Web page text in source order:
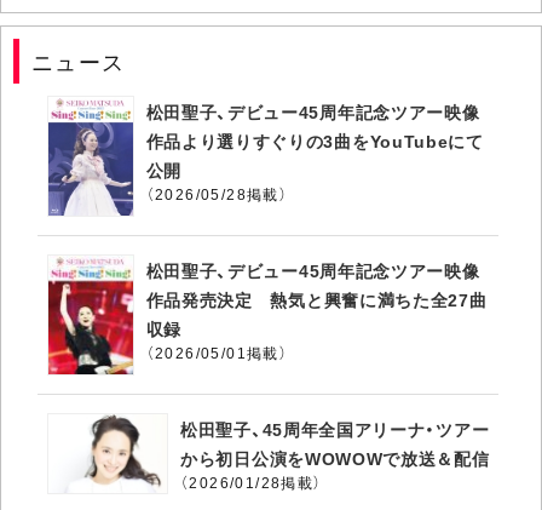
ニュース
松田聖子、デビュー45周年記念ツアー映像
作品より選りすぐりの3曲をYouTubeにて
公開
（2026/05/28掲載）
松田聖子、デビュー45周年記念ツアー映像
作品発売決定 熱気と興奮に満ちた全27曲
収録
（2026/05/01掲載）
松田聖子、45周年全国アリーナ・ツアー
から初日公演をWOWOWで放送＆配信
（2026/01/28掲載）